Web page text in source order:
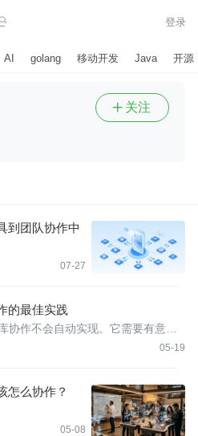
登录
AI golang 移动开发 Java 开源
 关注
到团队协作中
07-27
的最佳实践
05-19
协作不会自动实现。它需要有意识
中管理资产、制定清晰的流程，并
怎么协作？
05-08